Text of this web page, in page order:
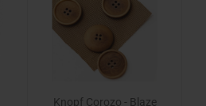
Knopf Corozo - Blaze